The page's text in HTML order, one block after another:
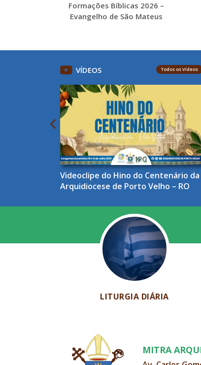
Formações Bíblicas 2026 –
Evangelho de São Mateus
VÍDEOS Todos os Vídeos
Videoclipe do Hino do Centenário da
Arquidiocese de Porto Velho – RO
LITURGIA DIÁRIA
MITRA